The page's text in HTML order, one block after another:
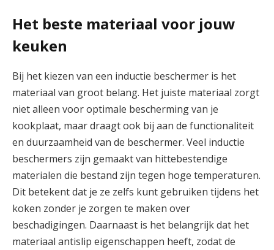
Het beste materiaal voor jouw
keuken
Bij het kiezen van een inductie beschermer is het
materiaal van groot belang. Het juiste materiaal zorgt
niet alleen voor optimale bescherming van je
kookplaat, maar draagt ook bij aan de functionaliteit
en duurzaamheid van de beschermer. Veel inductie
beschermers zijn gemaakt van hittebestendige
materialen die bestand zijn tegen hoge temperaturen.
Dit betekent dat je ze zelfs kunt gebruiken tijdens het
koken zonder je zorgen te maken over
beschadigingen. Daarnaast is het belangrijk dat het
materiaal antislip eigenschappen heeft, zodat de